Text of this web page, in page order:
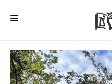
HOME
O ŠKOLE